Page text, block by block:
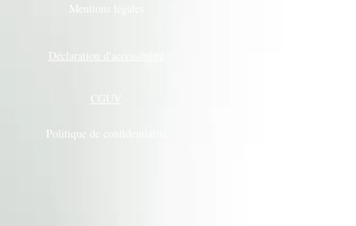
Mentions légales
Déclaration d'accessibilité
CGUV
Politique de confidentialité